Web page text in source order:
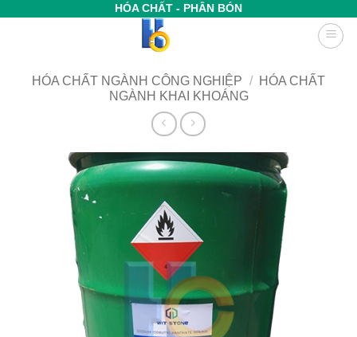
HÓA CHẤT - PHÂN BÓN
HÓA CHẤT NGÀNH CÔNG NGHIỆP /
HÓA CHẤT
NGÀNH KHAI KHOÁNG